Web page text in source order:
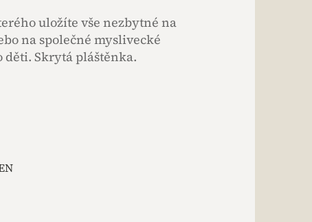
uložíte vše nezbytné na
na společné myslivecké
děti. Skrytá pláštěnka.